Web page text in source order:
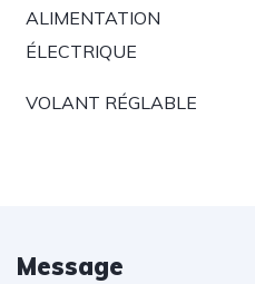
ALIMENTATION
ÉLECTRIQUE
VOLANT RÉGLABLE
Message